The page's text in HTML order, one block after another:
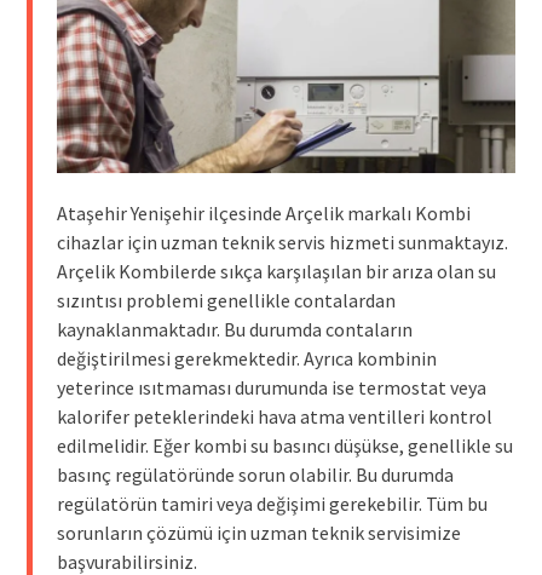
Ataşehir Yenişehir ilçesinde Arçelik markalı Kombi
cihazlar için uzman teknik servis hizmeti sunmaktayız.
Arçelik Kombilerde sıkça karşılaşılan bir arıza olan su
sızıntısı problemi genellikle contalardan
kaynaklanmaktadır. Bu durumda contaların
değiştirilmesi gerekmektedir. Ayrıca kombinin
yeterince ısıtmaması durumunda ise termostat veya
kalorifer peteklerindeki hava atma ventilleri kontrol
edilmelidir. Eğer kombi su basıncı düşükse, genellikle su
basınç regülatöründe sorun olabilir. Bu durumda
regülatörün tamiri veya değişimi gerekebilir. Tüm bu
sorunların çözümü için uzman teknik servisimize
başvurabilirsiniz.